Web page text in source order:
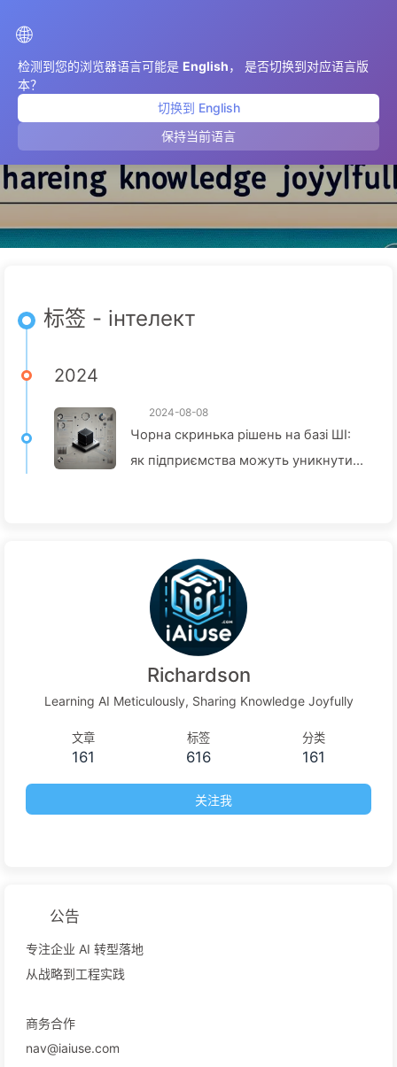
🌐
检测到您的浏览器语言可能是 English， 是否切换到对应语言版
本？
切换到 English
保持当前语言
інтелект
标签 - інтелект
2024
2024-08-08
Чорна скринька рішень на базі ШІ:
як підприємства можуть уникнути
Richardson
Learning AI Meticulously, Sharing Knowledge Joyfully
文章
161
标签
616
分类
161
关注我
公告
专注企业 AI 转型落地
从战略到工程实践
商务合作
nav@iaiuse.com